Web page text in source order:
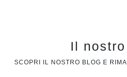
Il
SCOPRI IL NOSTRO BLOG E